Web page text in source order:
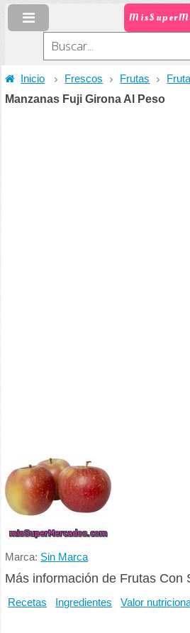
Inicio Frescos Frutas
Manzanas Fuji Girona Al Peso
Marca: Sin Marca
Más información de Frutas Con
Recetas Ingredientes Valor